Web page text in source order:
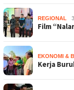
REGIONAL
Film
EKONOMI &
Kerja